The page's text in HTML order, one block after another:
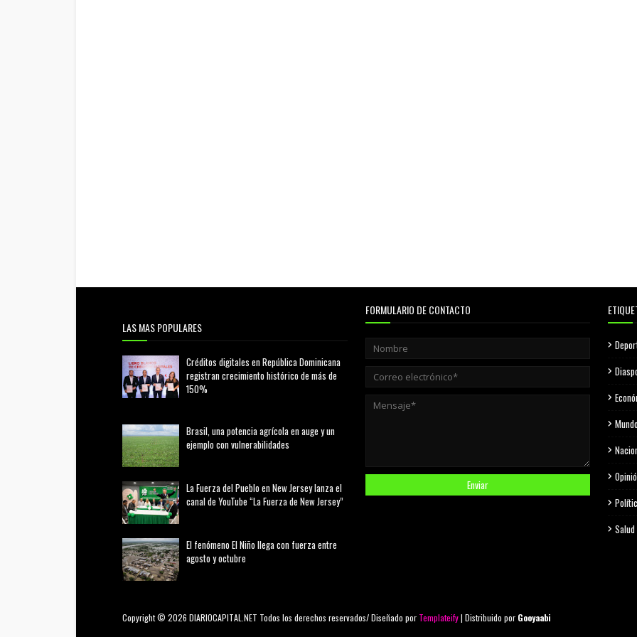
LAS MAS POPULARES
Créditos digitales en República Dominicana
registran crecimiento histórico de más de
150%
Brasil, una potencia agrícola en auge y un
ejemplo con vulnerabilidades
La Fuerza del Pueblo en New Jersey lanza el
canal de YouTube “La Fuerza de New Jersey”
El fenómeno El Niño llega con fuerza entre
agosto y octubre
FORMULARIO DE CONTACTO
Salud
Copyright © 2026 DIARIOCAPITAL.NET Todos los derechos reservados/ Diseñado por Templateify| Distribuido por Gooyaabi